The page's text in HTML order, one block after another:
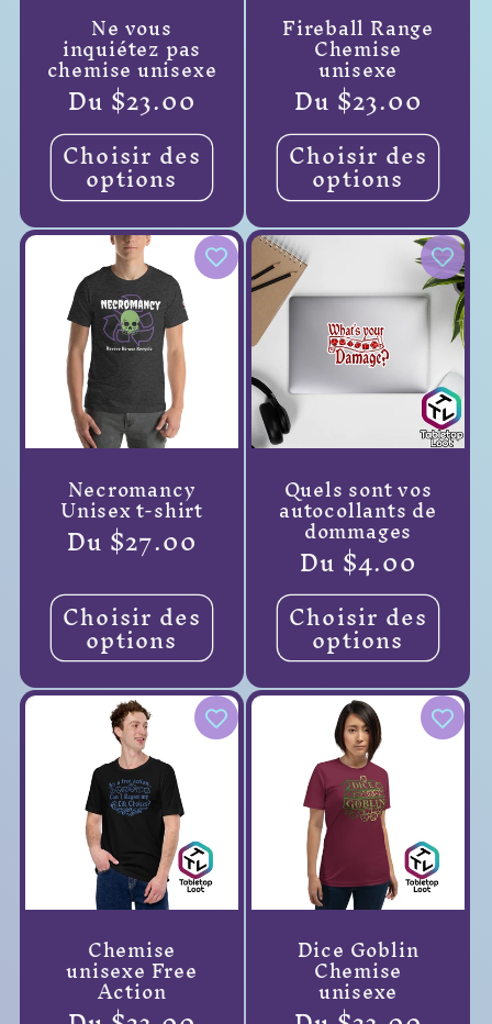
Ne vous
inquiétez pas
chemise unisexe
Prix
habituel
Du $23.00
Choisir des
options
Fireball Range
Chemise
unisexe
Prix
habituel
Du $23.00
Choisir des
options
Necromancy
Unisex t-shirt
Prix
habituel
Du $27.00
Choisir des
options
Quels sont vos
autocollants de
dommages
Prix
habituel
Du $4.00
Choisir des
options
Chemise
unisexe Free
Action
Dice Goblin
Chemise
unisexe